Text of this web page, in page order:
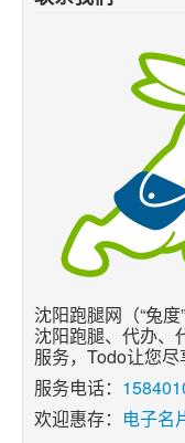
沈阳跑腿网（“兔
沈阳跑腿、代办、
服务，Todo让您尽
服务电话：
欢迎惠存： 电子名